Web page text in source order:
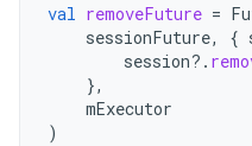
val removeFuture =
sessionFuture, {
session?.
},
mExecutor
)